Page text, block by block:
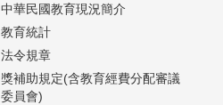
中華民國教育現況簡介
教育統計
法令規章
獎補助規定(含教育經費分配審議
委員會)